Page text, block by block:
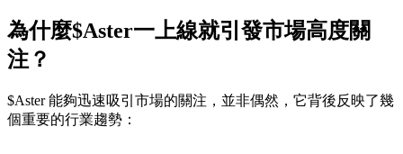
為什麼$Aster一上線就引發市場高度關
注？
$Aster 能夠迅速吸引市場的關注，並非偶然，它背後反映了幾
個重要的行業趨勢：